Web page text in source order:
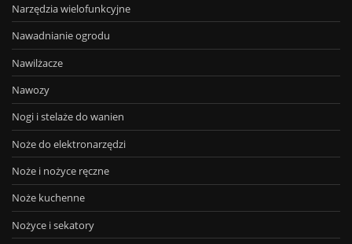
Narzędzia wielofunkcyjne
Nawadnianie ogrodu
Nawilżacze
Nawozy
Nogi i stelaże do wanien
Noże do elektronarzędzi
Noże i nożyce ręczne
Noże kuchenne
Nożyce i sekatory